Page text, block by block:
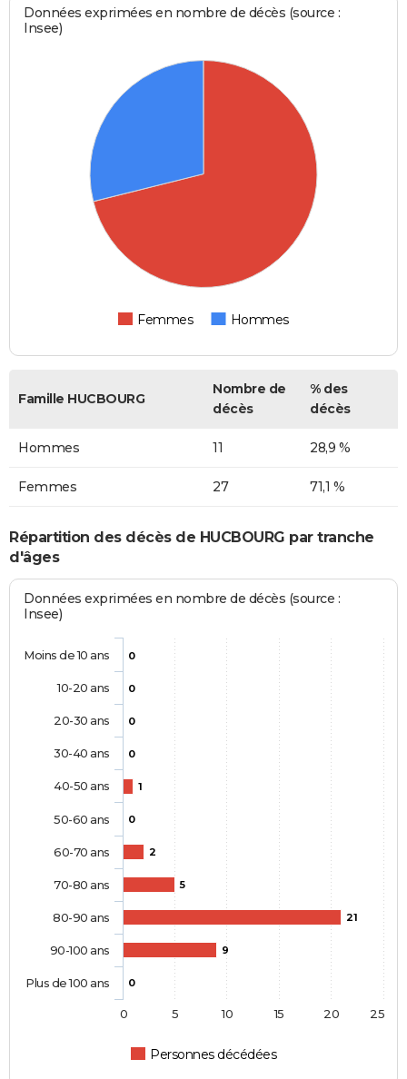
Données exprimées en nombre de décès (source :
Insee)
Femmes Hommes
Famille HUCBOURG
Nombre de
décès
% des
décès
Hommes 11 28,9 %
Femmes 27 71,1 %
Répartition des décès de HUCBOURG par tranche
d'âges
Données exprimées en nombre de décès (source :
Insee)
0
0
0
0
1
0
2
5
21
9
0
Personnes décédées
Moins de 10 ans
10-20 ans
20-30 ans
30-40 ans
40-50 ans
50-60 ans
60-70 ans
70-80 ans
80-90 ans
90-100 ans
Plus de 100 ans
0 5 10 15 20 25